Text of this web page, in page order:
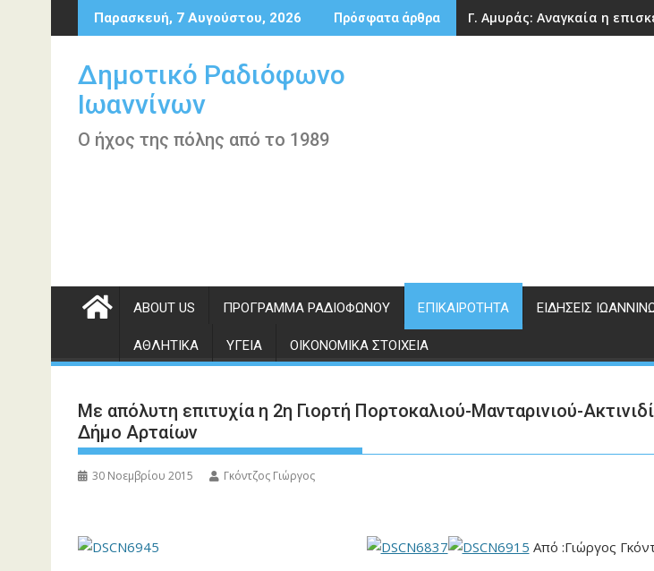
Περάστε
στο
Παρασκευή, 7 Αυγούστου, 2026 Πρόσφατα άρθρα Γ. Αμυράς: Αναγκαία η
Δημοτικό Ραδιόφωνο
Ιωαννίνων
Ο ήχος της πόλης από το 1989
ABOUT US ΠΡΌΓΡΑΜΜΑ ΡΑΔΙΟΦΏΝΟΥ ΕΠΙΚΑΙΡΌΤΗΤΑ ΕΙΔΉΣΕΙΣ
ΑΘΛΗΤΙΚΆ ΥΓΕΊΑ ΟΙΚΟΝΟΜΙΚΆ ΣΤΟΙΧΕΊΑ
Με απόλυτη επιτυχία η 2η Γιορτή Πορτοκαλιού-Μανταρινιού-
Δήμο Αρταίων
30 Νοεμβρίου 2015 Γκόντζος Γιώργος
Από :Γιώργος